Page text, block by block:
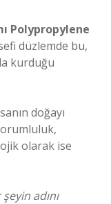
Polypropylene
düzlemde bu,
kurduğu
doğayı
olarak ise
adını